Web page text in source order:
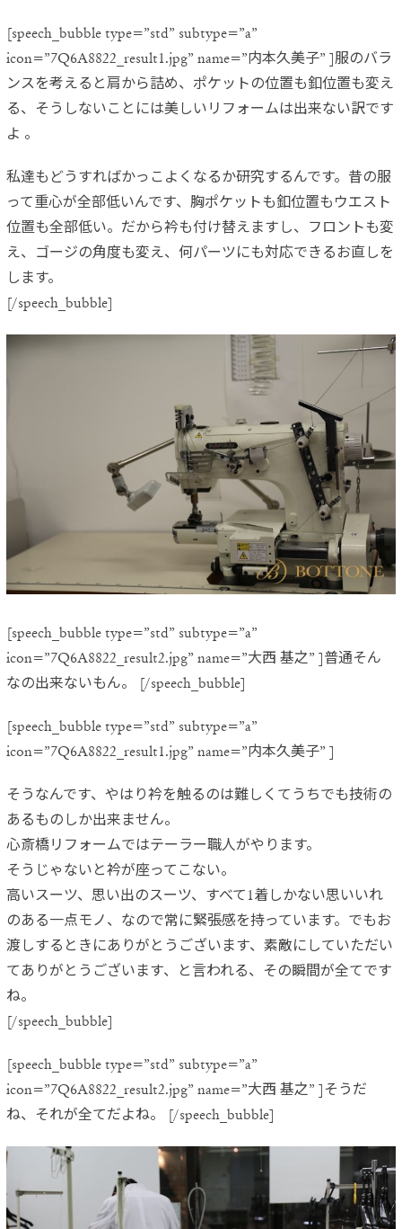
[speech_bubble type=”std” subtype=”a”
icon=”7Q6A8822_result1.jpg” name=”内本久美子” ]服のバラ
ンスを考えると肩から詰め、 ポケットの位置も釦位置も変え
る、 そうしないことには美しいリフォームは出来ない訳です
よ 。
私達もどうすればかっこよくなるか研究するんです。昔の服
って重心が全部低いんです、胸ポケットも釦位置もウエスト
位置も全部低い。だから衿も付け替えますし、フロントも変
え、 ゴージの角度も変え、何パーツにも対応できるお直しを
します。
[/speech_bubble]
[speech_bubble type=”std” subtype=”a”
icon=”7Q6A8822_result2.jpg” name=”大西 基之” ]普通そん
なの出来ないもん。 [/speech_bubble]
[speech_bubble type=”std” subtype=”a”
icon=”7Q6A8822_result1.jpg” name=”内本久美子” ]
そうなんです、やはり衿を触るのは難しくてうちでも技術の
あるものしか出来ません。
心斎橋リフォームではテーラー職人がやります。
そうじゃないと衿が座ってこない。
高いスーツ、思い出のスーツ、 すべて1着しかない思いいれ
のある一点モノ、 なので常に緊張感を持っています。でもお
渡しするときにありがとうございます、素敵にしていただい
てありがとうございます、と言われる、 その瞬間が全てです
ね。
[/speech_bubble]
[speech_bubble type=”std” subtype=”a”
icon=”7Q6A8822_result2.jpg” name=”大西 基之” ]そうだ
ね、それが全てだよね。 [/speech_bubble]